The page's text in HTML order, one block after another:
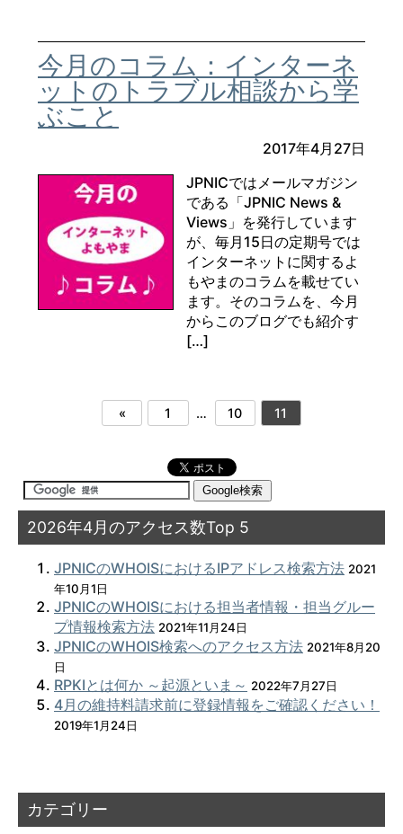
今月のコラム：インターネ
ットのトラブル相談から学
ぶこと
2017年4月27日
JPNICではメールマガジン
である「JPNIC News &
Views」を発行しています
が、毎月15日の定期号では
インターネットに関するよ
もやまのコラムを載せてい
ます。そのコラムを、今月
からこのブログでも紹介す
[…]
« 1 … 10 11
2026年4月のアクセス数Top 5
JPNICのWHOISにおけるIPアドレス検索方法 2021
年10月1日
JPNICのWHOISにおける担当者情報・担当グルー
プ情報検索方法 2021年11月24日
JPNICのWHOIS検索へのアクセス方法 2021年8月20
日
RPKIとは何か ～起源といま～ 2022年7月27日
4月の維持料請求前に登録情報をご確認ください！
2019年1月24日
カテゴリー